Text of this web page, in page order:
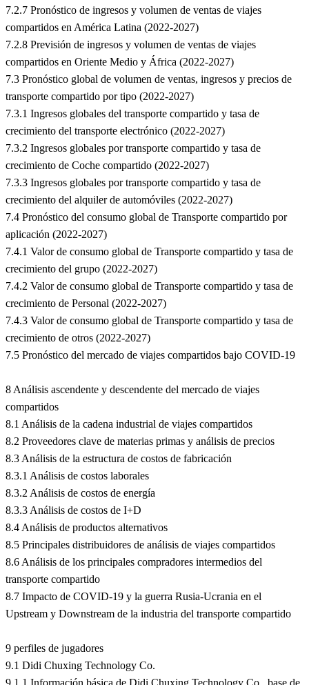
7.2.7 Pronóstico de ingresos y volumen de ventas de viajes
compartidos en América Latina (2022-2027)
7.2.8 Previsión de ingresos y volumen de ventas de viajes
compartidos en Oriente Medio y África (2022-2027)
7.3 Pronóstico global de volumen de ventas, ingresos y precios de
transporte compartido por tipo (2022-2027)
7.3.1 Ingresos globales del transporte compartido y tasa de
crecimiento del transporte electrónico (2022-2027)
7.3.2 Ingresos globales por transporte compartido y tasa de
crecimiento de Coche compartido (2022-2027)
7.3.3 Ingresos globales por transporte compartido y tasa de
crecimiento del alquiler de automóviles (2022-2027)
7.4 Pronóstico del consumo global de Transporte compartido por
aplicación (2022-2027)
7.4.1 Valor de consumo global de Transporte compartido y tasa de
crecimiento del grupo (2022-2027)
7.4.2 Valor de consumo global de Transporte compartido y tasa de
crecimiento de Personal (2022-2027)
7.4.3 Valor de consumo global de Transporte compartido y tasa de
crecimiento de otros (2022-2027)
7.5 Pronóstico del mercado de viajes compartidos bajo COVID-19
8 Análisis ascendente y descendente del mercado de viajes
compartidos
8.1 Análisis de la cadena industrial de viajes compartidos
8.2 Proveedores clave de materias primas y análisis de precios
8.3 Análisis de la estructura de costos de fabricación
8.3.1 Análisis de costos laborales
8.3.2 Análisis de costos de energía
8.3.3 Análisis de costos de I+D
8.4 Análisis de productos alternativos
8.5 Principales distribuidores de análisis de viajes compartidos
8.6 Análisis de los principales compradores intermedios del
transporte compartido
8.7 Impacto de COVID-19 y la guerra Rusia-Ucrania en el
Upstream y Downstream de la industria del transporte compartido
9 perfiles de jugadores
9.1 Didi Chuxing Technology Co.